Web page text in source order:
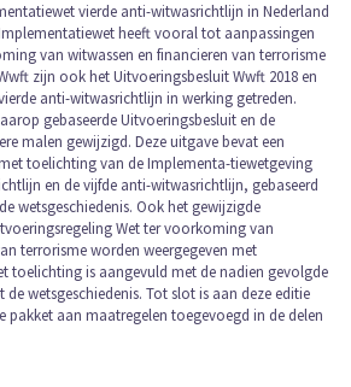
vierde anti-witwasrichtlijn in Nederland
heeft vooral tot aanpassingen
van witwassen en financieren van terrorisme
zijn ook het Uitvoeringsbesluit Wwft 2018 en
anti-witwasrichtlijn in werking getreden.
gebaseerde Uitvoeringsbesluit en de
malen gewijzigd. Deze uitgave bevat een
toelichting van de Implementa-tiewetgeving
en de vijfde anti-witwasrichtlijn, gebaseerd
wetsgeschiedenis. Ook het gewijzigde
Wet ter voorkoming van
terrorisme worden weergegeven met
toelichting is aangevuld met de nadien gevolgde
wetsgeschiedenis. Tot slot is aan deze editie
pakket aan maatregelen toegevoegd in de delen